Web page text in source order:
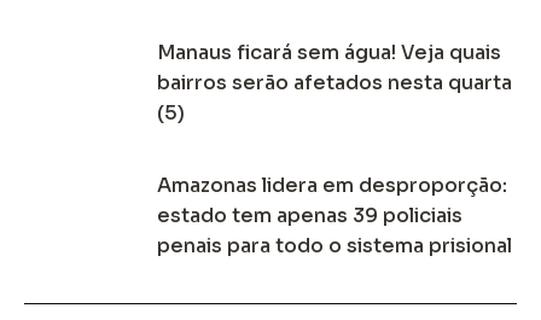
Manaus ficará sem água! Veja quais
bairros serão afetados nesta quarta
(5)
Amazonas lidera em desproporção:
estado tem apenas 39 policiais
penais para todo o sistema prisional